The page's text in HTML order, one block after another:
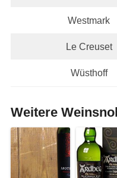
Westmark
Le Creuset
Wüsthoff
Weitere